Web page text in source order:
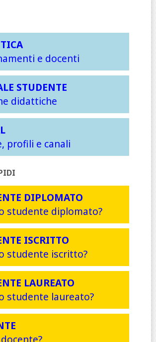
e docenti
STUDENTE
didattiche
profili e canali
DIPLOMATO
studente diplomato?
ISCRITTO
studente iscritto?
LAUREATO
studente laureato?